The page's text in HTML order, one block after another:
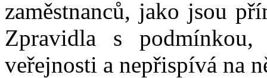
zaměstnanců, jako jsou
Zpravidla s
veřejnosti a nepřispívá na